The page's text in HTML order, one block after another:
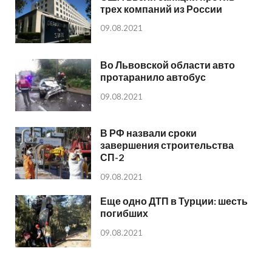
трех компаний из России
09.08.2021
Во Львовской области авто
протаранило автобус
09.08.2021
В РФ назвали сроки
завершения строительства
СП-2
09.08.2021
Еще одно ДТП в Турции: шесть
погибших
09.08.2021